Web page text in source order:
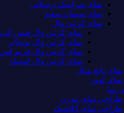
نمای سرامیک پرسلانی
نمای سیمان سفید
نمای کرتین وال
نمای کرتین وال فیس کپ
نمای کرتین وال یونیتایز
نمای کرتین وال فریم لس
نمای کرتین وال استیک
نمای پانچ متال
نمای لوور
نما
طراحی نمای مدرن
طراحی نمای کلاسیک